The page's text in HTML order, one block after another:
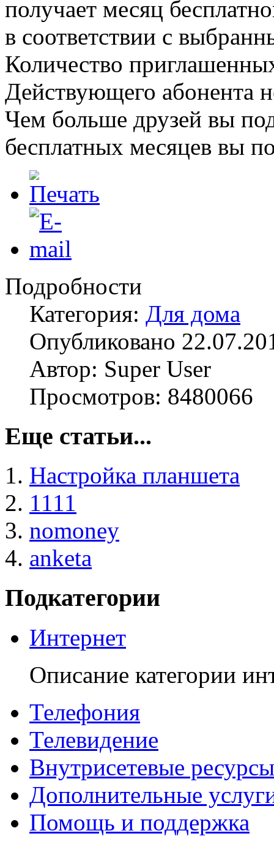
получает месяц
в соответствии с
Количество
Действующего абонента
Чем больше друзей вы
бесплатных месяцев вы
Подробности
Категория: Для дома
Опубликовано
Автор: Super User
Просмотров: 8480066
Еще статьи...
Настройка планшета
1111
nomoney
anketa
Подкатегории
Интернет
Описание категории
Телефония
Телевидение
Внутрисетевые ресурсы
Дополнительные
Помощь и поддержка